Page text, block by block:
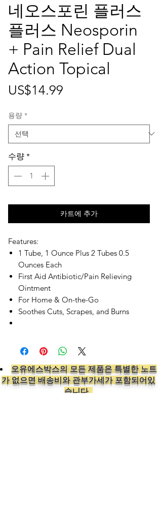
네오스포린 플러스
플러스 Neosporin
+ Pain Relief Dual
Action Topical
US$14.99
용량 *
수량 *
카트에 추가
Features:
1 Tube, 1 Ounce Plus 2 Tubes 0.5
Ounces Each
First Aid Antibiotic/Pain Relieving
Ointment
For Home & On-the-Go
Soothes Cuts, Scrapes, and Burns
오유에스박스의 ​모든 제품은 특별한 노트
가 없으면 배송비와 관부가세가 포함되어있
습니다.